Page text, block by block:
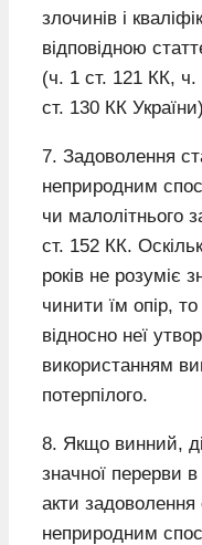
злочинів і
відповідною
(ч. 1 ст. 121 КК,
ст. 130 КК
7. Задоволення
неприродним
чи малолітнього
ст. 152 КК.
років не розуміє
чинити їм опір, то
відносно неї
використанням
потерпілого.
8. Якщо винний,
значної перерви
акти задоволення
неприродним